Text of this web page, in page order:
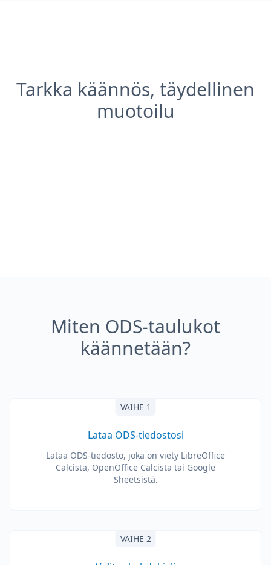
Tarkka käännös, täydellinen
muotoilu
Miten ODS-taulukot
käännetään?
VAIHE 1
Lataa ODS-tiedostosi
Lataa ODS-tiedosto, joka on viety LibreOffice
Calcista, OpenOffice Calcista tai Google
Sheetsistä.
VAIHE 2